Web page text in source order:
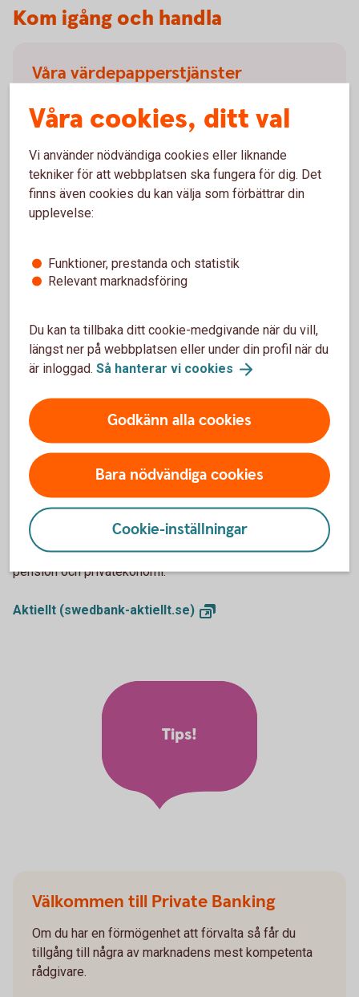
Kom igång och handla
Våra värdepapperstjänster
Vi har värdepapperstjänster för olika behov. Vilken
som passar dig beror på dig och ditt sparande. Läs
Våravärdepapperstjänster
Så handlar du värdepapper
värdepapper enkelt i internetbanken eller vår app. Du
kan även ringa vårt kundcenter eller besöka ett
kontor.
Så handlar duvärdepapper
Aktiellt
Dagliga bolagsanalyser, börskommentarer,
aktierekommendationer, förvaltarkommentarer och tips runt
pension och privatekonomi.
Aktiellt (swedbank-aktiellt.se)
Tips!
Välkommen till Private Banking
Om du har en förmögenhet att förvalta så får du
tillgång till några av marknadens mest kompetenta
rådgivare.
Våra cookies, ditt val
Vi använder nödvändiga cookies eller liknande
tekniker för att webbplatsen ska fungera för dig. Det
finns även cookies du kan välja som förbättrar din
upplevelse:
Funktioner, prestanda och statistik
Relevant marknadsföring
Du kan ta tillbaka ditt cookie-medgivande när du vill,
längst ner på webbplatsen eller under din profil när du
är inloggad. Så hanterar vi cookies
Godkänn alla cookies
Bara nödvändiga cookies
Cookie-inställningar